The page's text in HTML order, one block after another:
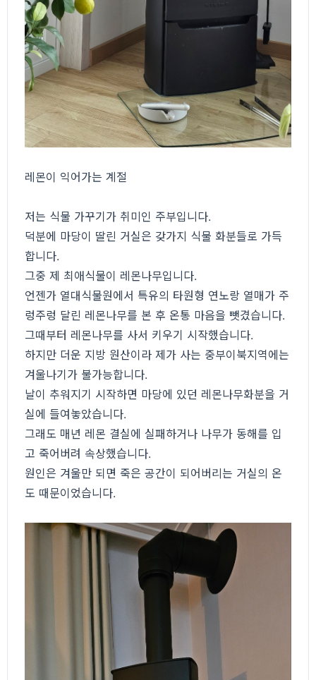
레몬이 익어가는 계절
저는 식물 가꾸기가 취미인 주부입니다.
덕분에 마당이 딸린 거실은 갖가지 식물 화분들로 가득
합니다.
그중 제 최애식물이 레몬나무입니다.
언젠가 열대식물원에서 특유의 타원형 연노랑 열매가 주
렁주렁 달린 레몬나무를 본 후 온통 마음을 뺏겼습니다.
그때부터 레몬나무를 사서 키우기 시작했습니다.
하지만 더운 지방 원산이라 제가 사는 중부이북지역에는
겨울나기가 불가능합니다.
날이 추워지기 시작하면 마당에 있던 레몬나무화분을 거
실에 들여놓았습니다.
그래도 매년 레몬 결실에 실패하거나 나무가 동해를 입
고 죽어버려 속상했습니다.
원인은 겨울만 되면 죽은 공간이 되어버리는 거실의 온
도 때문이었습니다.